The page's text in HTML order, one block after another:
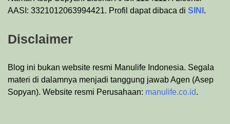
AASI: 3321012063994421. Profil dapat dibaca di SINI .
Disclaimer
Blog ini bukan website resmi Manulife Indonesia. Segala
materi di dalamnya menjadi tanggung jawab Agen (Asep
Sopyan). Website resmi Perusahaan: manulife.co.id.